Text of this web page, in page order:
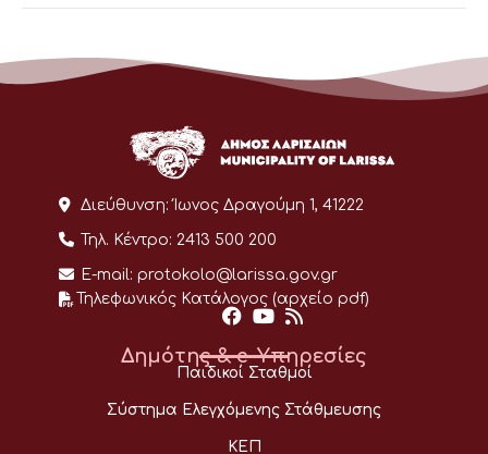
Διεύθυνση: Ίωνος Δραγούμη 1, 41222
Τηλ. Κέντρο: 2413 500 200
E-mail: protokolo@larissa.gov.gr
Τηλεφωνικός Κατάλογος (αρχείο pdf)
Δημότης & e-Υπηρεσίες
Παιδικοί Σταθμοί
Σύστημα Ελεγχόμενης Στάθμευσης
ΚΕΠ